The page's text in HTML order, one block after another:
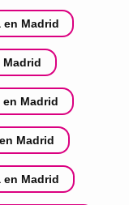
en Madrid
Madrid
en Madrid
Madrid
en Madrid